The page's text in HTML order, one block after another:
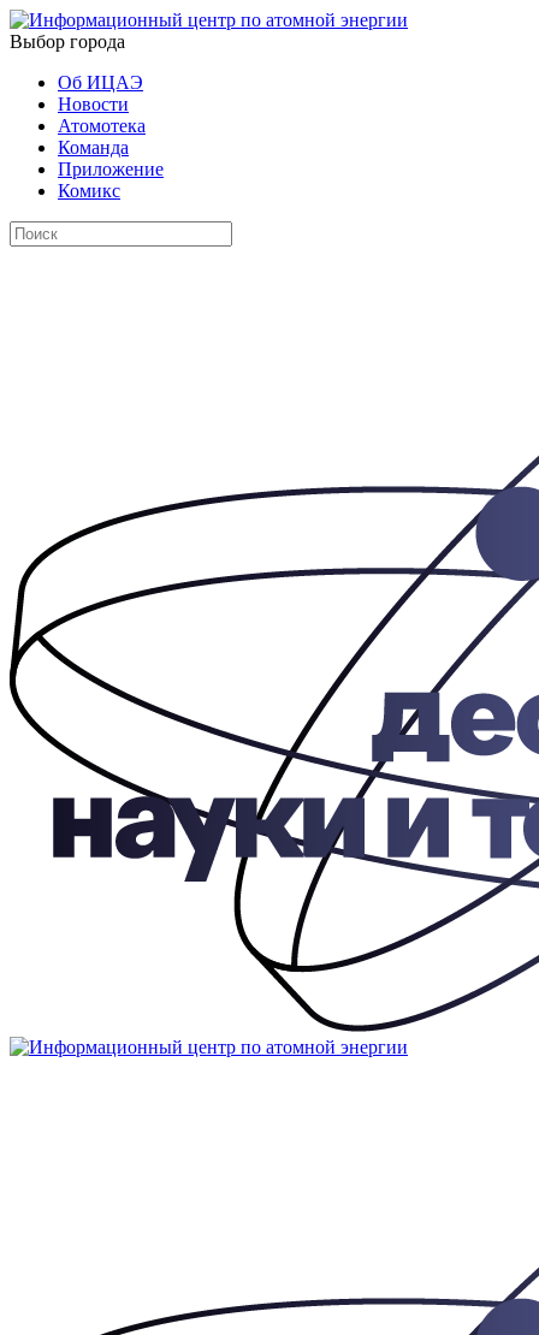
Выбор города
Об ИЦАЭ
Новости
Атомотека
Команда
Приложение
Комикс